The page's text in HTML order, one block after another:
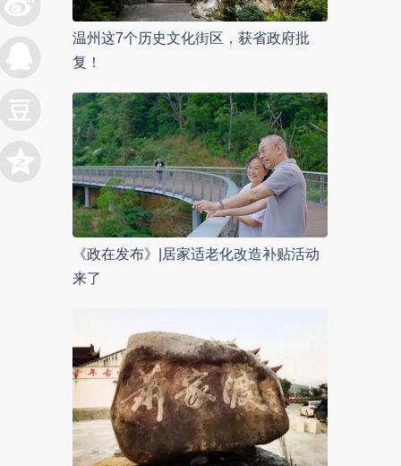
温州这7个历史文化街区，获省政府批
复！
《政在发布》|居家适老化改造补贴活动
来了